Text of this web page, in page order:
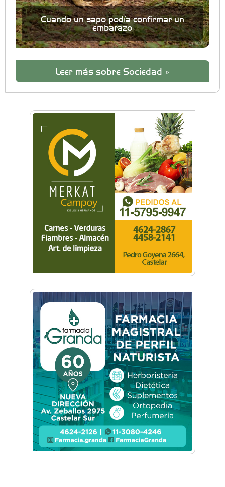
Cuando un sapo podía confirmar un
embarazo
Leer más sobre Sociedad »